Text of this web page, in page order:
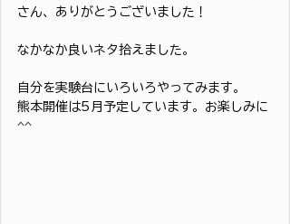
さん、ありがとうございました！
なかなか良いネタ拾えました。
自分を実験台にいろいろやってみます。
熊本開催は5月予定しています。お楽しみに
^^